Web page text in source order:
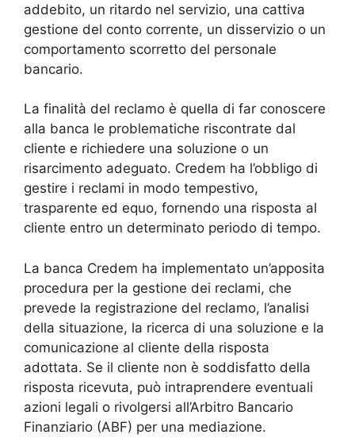
addebito, un ritardo nel servizio, una cattiva
gestione del conto corrente, un disservizio o un
comportamento scorretto del personale
bancario.
La finalità del reclamo è quella di far conoscere
alla banca le problematiche riscontrate dal
cliente e richiedere una soluzione o un
risarcimento adeguato. Credem ha l’obbligo di
gestire i reclami in modo tempestivo,
trasparente ed equo, fornendo una risposta al
cliente entro un determinato periodo di tempo.
La banca Credem ha implementato un’apposita
procedura per la gestione dei reclami, che
prevede la registrazione del reclamo, l’analisi
della situazione, la ricerca di una soluzione e la
comunicazione al cliente della risposta
adottata. Se il cliente non è soddisfatto della
risposta ricevuta, può intraprendere eventuali
azioni legali o rivolgersi all’Arbitro Bancario
Finanziario (ABF) per una mediazione.